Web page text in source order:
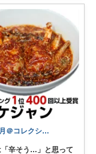
卯月＠コレクションで遊んでます✨
「辛そう…」と思って